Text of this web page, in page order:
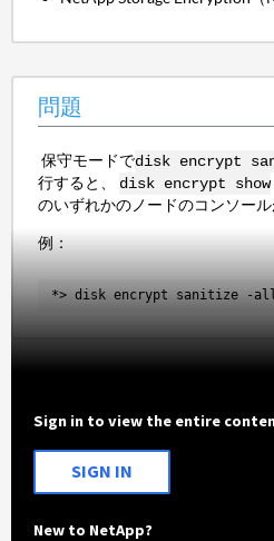
問題
保守モードでdisk encrypt
行すると、 disk encrypt show
のいずれかのノードのコンソール
例：
*> disk encrypt sanitize -
Sign in to view the entire
SIGN IN
New to NetApp?